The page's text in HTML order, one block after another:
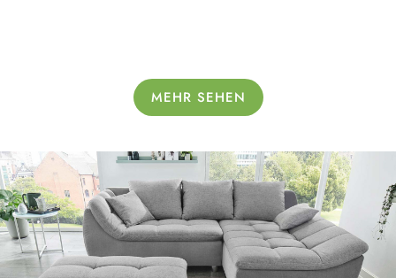
MEHR SEHEN